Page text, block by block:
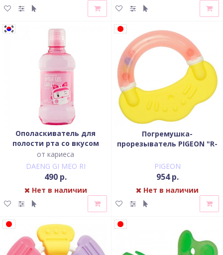
Ополаскиватель для
полости рта со вкусом
персика
от кариеса
DAENG GI MEO RI
490 р.
Нет в наличии
Погремушка-
прорезыватель PIGEON "R-
PIGEON
954 р.
Нет в наличии